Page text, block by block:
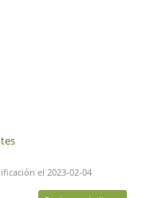
el 2023-02-04